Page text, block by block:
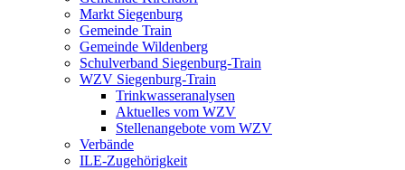
Markt Siegenburg
Gemeinde Train
Gemeinde Wildenberg
Schulverband Siegenburg-Train
WZV Siegenburg-Train
Trinkwasseranalysen
Aktuelles vom WZV
Stellenangebote vom WZV
Verbände
ILE-Zugehörigkeit